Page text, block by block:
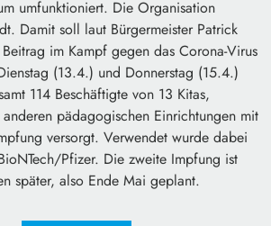
umfunktioniert. Die Organisation
Damit soll laut Bürgermeister Patrick
im Kampf gegen das Corona-Virus
(13.4.) und Donnerstag (15.4.)
114 Beschäftigte von 13 Kitas,
pädagogischen Einrichtungen mit
versorgt. Verwendet wurde dabei
Pfizer. Die zweite Impfung ist
später, also Ende Mai geplant.